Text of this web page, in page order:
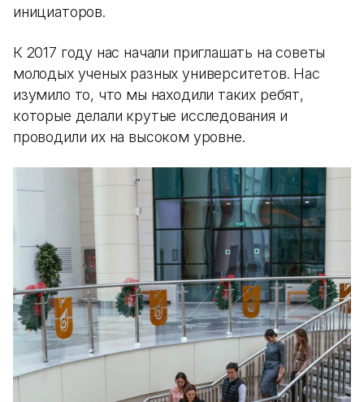
инициаторов.
К 2017 году нас начали приглашать на советы
молодых ученых разных университетов. Нас
изумило то, что мы находили таких ребят,
которые делали крутые исследования и
проводили их на высоком уровне.